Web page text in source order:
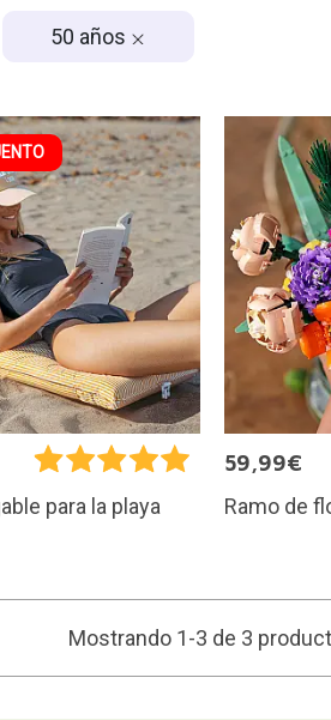
50 años
para la playa
59,99€
Ramo de
Mostrando 1-3 de 3